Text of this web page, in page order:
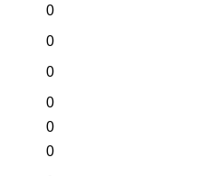
0
0
0
0
0
0